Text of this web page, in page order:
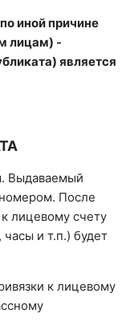
иной причине
лицам) -
является
Выдаваемый
После
лицевому счету
часы и т.п.) будет
к лицевому